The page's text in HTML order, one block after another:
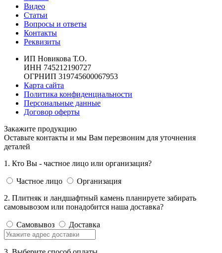
Видео
Статьи
Вопросы и ответы
Контакты
Реквизиты
ИП Новикова Т.О.
ИНН 745212190727
ОГРНИП 319745600067953
Карта сайта
Политика конфиденциальности
Персональные данные
Договор оферты
Закажите продукцию
Оставьте контакты и мы Вам перезвоним для уточнения
деталей
1. Кто Вы - частное лицо или организация?
Частное лицо
Организация
2. Плитняк и ландшафтный камень планируете забирать
самовывозом или понадобится наша доставка?
Самовывоз Доставка